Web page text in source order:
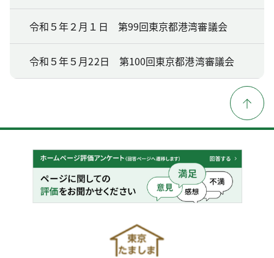
令和５年２月１日 第99回東京都港湾審議会
令和５年５月22日 第100回東京都港湾審議会